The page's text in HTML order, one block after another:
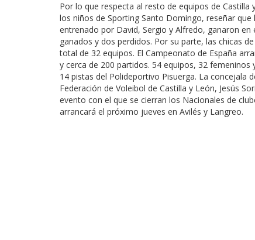
Por lo que respecta al resto de equipos de
los niños de Sporting Santo Domingo, reseñar que
entrenado por David, Sergio y Alfredo, ganaron
ganados y dos perdidos. Por su parte, las chicas
total de 32 equipos. El Campeonato de España
y cerca de 200 partidos. 54 equipos, 32
14 pistas del Polideportivo Pisuerga. La concejala
Federación de Voleibol de Castilla y León, Jesús
evento con el que se cierran los Nacionales de
arrancará el próximo jueves en Avilés y Langreo.